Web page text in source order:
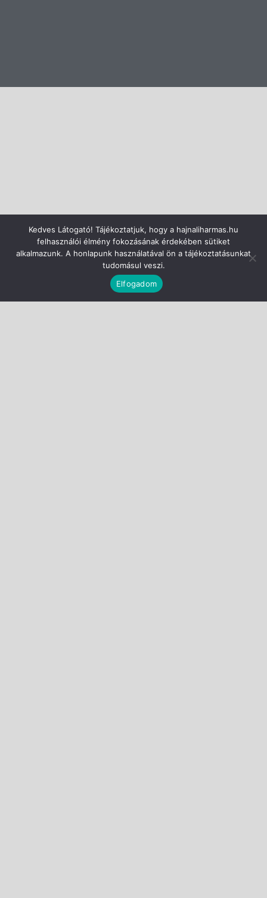
Kedves Látogató! Tájékoztatjuk, hogy a hajnaliharmas.hu
felhasználói élmény fokozásának érdekében sütiket
alkalmazunk. A honlapunk használatával ön a tájékoztatásunkat
tudomásul veszi.
Elfogadom